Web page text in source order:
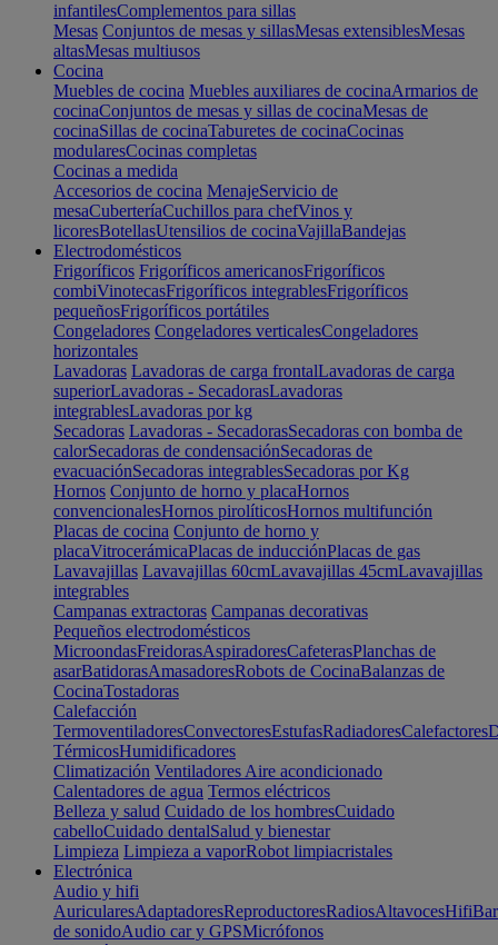
infantilesComplementos para sillas
Mesas Conjuntos de mesas y sillasMesas extensiblesMesas
altasMesas multiusos
Cocina
Muebles de cocina Muebles auxiliares de cocinaArmarios de
cocinaConjuntos de mesas y sillas de cocinaMesas de
cocinaSillas de cocinaTaburetes de cocinaCocinas
modularesCocinas completas
Cocinas a medida
Accesorios de cocina MenajeServicio de
mesaCuberteríaCuchillos para chefVinos y
licoresBotellasUtensilios de cocinaVajillaBandejas
Electrodomésticos
Frigoríficos Frigoríficos americanosFrigoríficos
combiVinotecasFrigoríficos integrablesFrigoríficos
pequeñosFrigoríficos portátiles
Congeladores Congeladores verticalesCongeladores
horizontales
Lavadoras Lavadoras de carga frontalLavadoras de carga
superiorLavadoras - SecadorasLavadoras
integrablesLavadoras por kg
Secadoras Lavadoras - SecadorasSecadoras con bomba de
calorSecadoras de condensaciónSecadoras de
evacuaciónSecadoras integrablesSecadoras por Kg
Hornos Conjunto de horno y placaHornos
convencionalesHornos pirolíticosHornos multifunción
Placas de cocina Conjunto de horno y
placaVitrocerámicaPlacas de inducciónPlacas de gas
Lavavajillas Lavavajillas 60cmLavavajillas 45cmLavavajillas
integrables
Campanas extractoras Campanas decorativas
Pequeños electrodomésticos
MicroondasFreidorasAspiradoresCafeterasPlanchas de
asarBatidorasAmasadoresRobots de CocinaBalanzas de
CocinaTostadoras
Calefacción
TermoventiladoresConvectoresEstufasRadiadoresCalefactores
TérmicosHumidificadores
Climatización Ventiladores Aire acondicionado
Calentadores de agua Termos eléctricos
Belleza y salud Cuidado de los hombresCuidado
cabelloCuidado dentalSalud y bienestar
Limpieza Limpieza a vaporRobot limpiacristales
Electrónica
Audio y hifi
AuricularesAdaptadoresReproductoresRadiosAltavocesHifi
de sonidoAudio car y GPSMicrófonos